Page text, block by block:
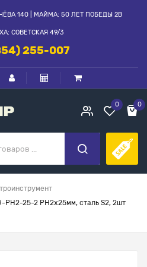
140 | МАЙМА: 50 ЛЕТ ПОБЕДЫ 2В
СОВЕТСКАЯ 49/3
255-007
0 0
PH2-25-2 РН2х25мм, сталь S2, 2шт